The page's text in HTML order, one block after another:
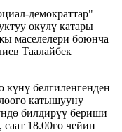
демократтар"
өкүлү катары
маселелери боюнча
Таалайбек
күнү белгиленгенден
катышууну
билдирүү бериши
18.00гө чейин